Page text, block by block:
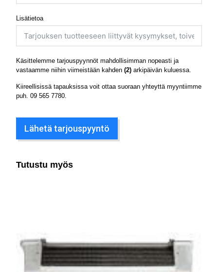
Lisätietoa
Käsittelemme tarjouspyynnöt mahdollisimman nopeasti ja
vastaamme niihin viimeistään kahden (2) arkipäivän kuluessa.
Kiireellisissä tapauksissa voit ottaa suoraan yhteyttä myyntiimme
puh. 09 565 7780
Lähetä tarjouspyyntö
Tutustu myös